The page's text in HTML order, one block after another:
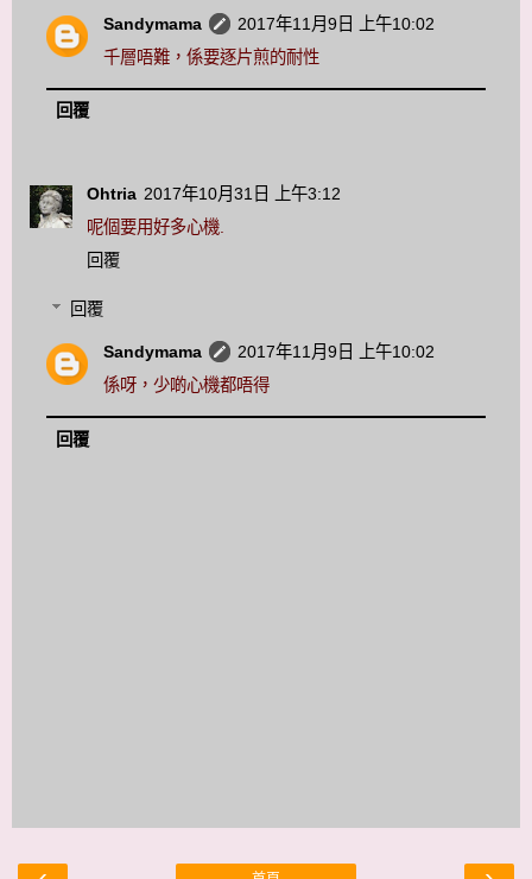
Sandymama
2017年11月9日 上午10:02
千層唔難，係要逐片煎的耐性
回覆
Ohtria 2017年10月31日 上午3:12
呢個要用好多心機.
回覆
回覆
Sandymama
2017年11月9日 上午10:02
係呀，少啲心機都唔得
回覆